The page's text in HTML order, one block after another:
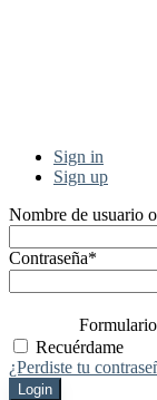
Sign in
Sign up
Nombre de usuario
Contraseña*
Recuérdame
¿Perdiste tu
Login